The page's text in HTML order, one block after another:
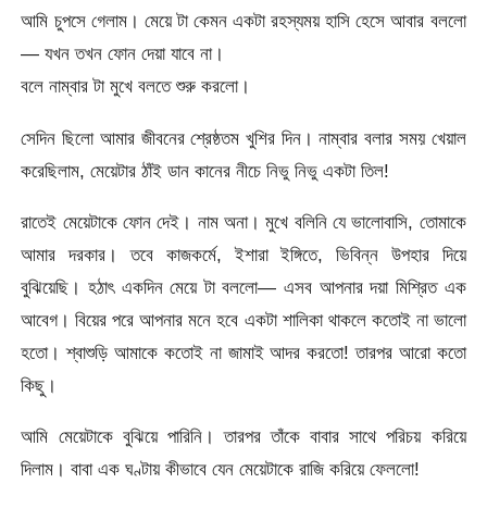
আমি চুপসে গেলাম। মেয়ে টা কেমন একটা রহস্যময় হাসি হেসে আবার বললো
— যখন তখন ফোন দেয়া যাবে না।
বলে নাম্বার টা মুখে বলতে শুরু করলো।
সেদিন ছিলো আমার জীবনের শ্রেষ্ঠতম খুশির দিন। নাম্বার বলার সময় খেয়াল
করেছিলাম, মেয়েটার ঠাঁই ডান কানের নীচে নিভু নিভু একটা তিল!
রাতেই মেয়েটাকে ফোন দেই। নাম অনা। মুখে বলিনি যে ভালোবাসি, তোমাকে
আমার দরকার। তবে কাজকর্মে, ইশারা ইঙ্গিতে, ভিবিন্ন উপহার দিয়ে
বুঝিয়েছি। হঠাৎ একদিন মেয়ে টা বললো— এসব আপনার দয়া মিশ্রিত এক
আবেগ। বিয়ের পরে আপনার মনে হবে একটা শালিকা থাকলে কতোই না ভালো
হতো। শ্বাশুড়ি আমাকে কতোই না জামাই আদর করতো! তারপর আরো কতো
কিছু।
আমি মেয়েটাকে বুঝিয়ে পারিনি। তারপর তাঁকে বাবার সাথে পরিচয় করিয়ে
দিলাম। বাবা এক ঘণ্টায় কীভাবে যেন মেয়েটাকে রাজি করিয়ে ফেললো!